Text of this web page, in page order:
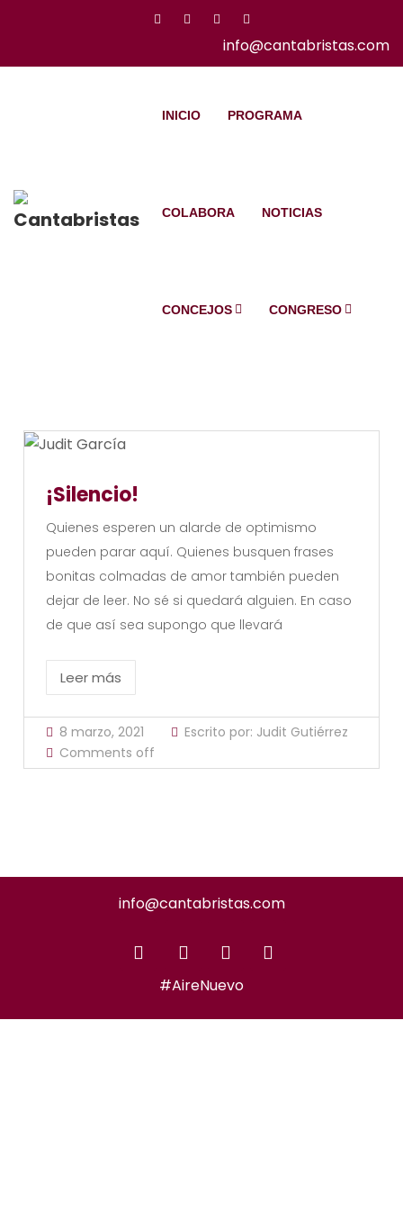
info@cantabristas.com
INICIO PROGRAMA
COLABORA NOTICIAS
CONCEJOS CONGRESO
¡Silencio!
Quienes esperen un alarde de optimismo
pueden parar aquí. Quienes busquen frases
bonitas colmadas de amor también pueden
dejar de leer. No sé si quedará alguien. En caso
de que así sea supongo que llevará
Leer más
8 marzo, 2021 Escrito por: Judit Gutiérrez
Comments off
info@cantabristas.com
#AireNuevo